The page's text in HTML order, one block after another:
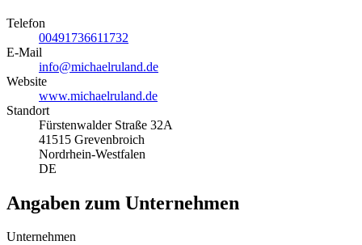
Telefon
00491736611732
E-Mail
info@michaelruland.de
Website
www.michaelruland.de
Standort
Fürstenwalder Straße 32A
41515 Grevenbroich
Nordrhein-Westfalen
DE
Angaben zum Unternehmen
Unternehmen